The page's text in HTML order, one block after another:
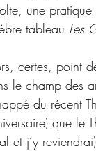
une pratique
tableau Les
certes, point
le champ des
du récent
que le
et j’y